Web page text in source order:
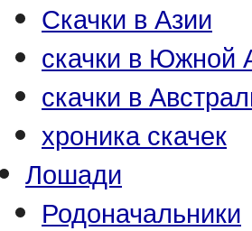
Скачки в Азии
скачки в Южной
скачки в
хроника скачек
Лошади
Родоначальники